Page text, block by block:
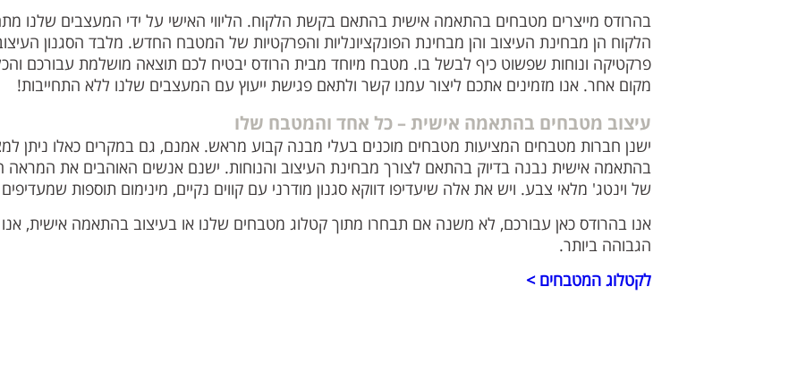
בהרודס מייצרים מטבחים בהתאמה אישית בהתאם בקשת הלקוח. הליווי האישי על ידי המעצבים שלנו
הלקוח הן מבחינת העיצוב והן מבחינת הפונקציונליות והפרקטיות של המטבח החדש. מלבד הסגנון
פרקטיקה ונוחות שפשוט כיף לבשל בו. מטבח מיוחד מבית הרודס יבטיח לכם תוצאה מושלמת עבורכם
מקום אחר. אנו מזמינים אתכם ליצור עמנו קשר ולתאם פגישת ייעוץ עם המעצבים שלנו ללא התחייבות!
עיצוב מטבחים בהתאמה אישית – כל אחד והמטבח שלו
ישנן חברות מטבחים המציעות מטבחים מוכנים בעלי מבנה קבוע מראש. אמנם, גם במקרים כאלו ניתן
בהתאמה אישית נבנה בדיוק בהתאם לצורך מבחינת העיצוב והנוחות. ישנם אנשים האוהבים את המראה
של וינטג' מלאי צבע. ויש את אלה שיעדיפו דווקא סגנון מודרני עם קווים נקיים, מינימום תוספות
אנו בהרודס כאן עבורכם, לא משנה אם תבחרו מתוך קטלוג מטבחים שלנו או בעיצוב בהתאמה אישית,
הגבוהה ביותר.
לקטלוג המטבחים >